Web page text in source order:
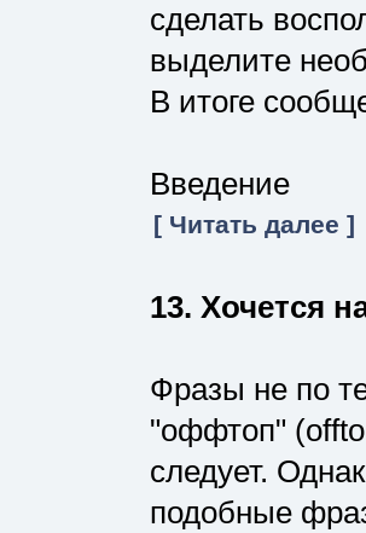
сделать
выделите
В итоге
Введение
[ Читать далее ]
13. Хочется
Фразы не по
"оффтоп"
следует.
подобные